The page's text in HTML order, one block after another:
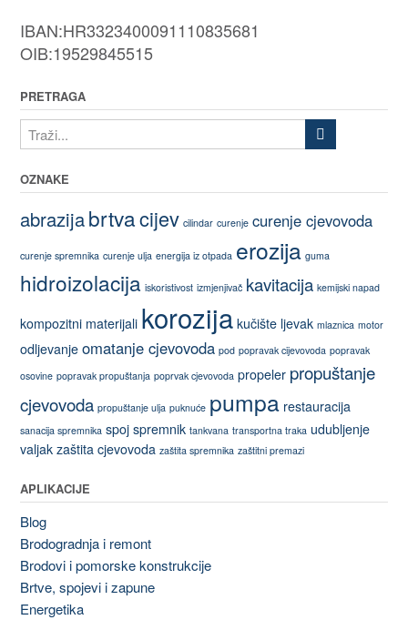
IBAN:HR3323400091110835681
OIB:19529845515
PRETRAGA
OZNAKE
abrazijabrtvacijev cilindar curenje curenje cjevovoda
curenje spremnika curenje ulja energija iz otpada erozija guma
hidroizolacija iskoristivost izmjenjivač kavitacija kemijski napad
kompozitni materijali korozija kučište ljevak mlaznica motor
odljevanje omatanje cjevovoda pod popravak cijevovoda popravak
osovine popravak propuštanja poprvak cjevovoda propeler propuštanje
cjevovoda propuštanje ulja puknuće pumpa restauracija
sanacija spremnika spoj spremnik tankvana transportna traka udubljenje
valjak zaštita cjevovoda zaštita spremnika zaštitni premazi
APLIKACIJE
Blog
Brodogradnja i remont
Brodovi i pomorske konstrukcije
Brtve, spojevi i zapune
Energetika